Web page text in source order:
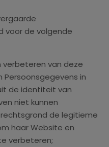
voor de volgende
verbeteren van deze
in
de identiteit van
niet kunnen
de legitieme
haar Website en
verbeteren;